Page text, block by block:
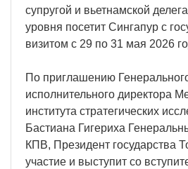
супругой и вьетнамской
уровня посетит Сингапур с
визитом с 29 по 31 мая 2026
По приглашению
исполнительного директора
института стратегических
Бастиана Гигериха
КПВ, Президент государства
участие и выступит со